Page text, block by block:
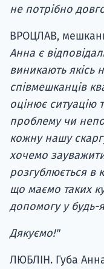
не потрібно
ВРОЦЛАВ,
Анна є
виникають якісь
співмешканців
оцінює ситуацію
проблему чи
кожну нашу скаргу
хочемо
розгублюється в
що маємо таких
допомогу у будь-
Дякуємо!"
ЛЮБЛІН. Губа